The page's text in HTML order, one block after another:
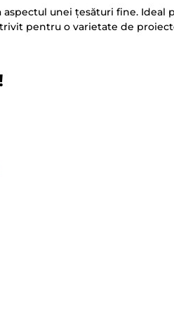
unei țesături fine.
pentru o varietate de